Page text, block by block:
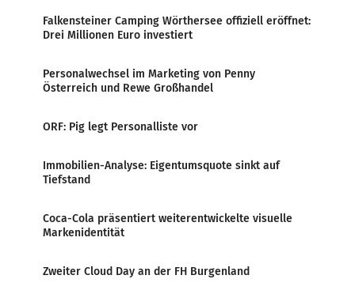
Falkensteiner Camping Wörthersee offiziell eröffnet:
Drei Millionen Euro investiert
Personalwechsel im Marketing von Penny
Österreich und Rewe Großhandel
ORF: Pig legt Personalliste vor
Immobilien-Analyse: Eigentumsquote sinkt auf
Tiefstand
Coca-Cola präsentiert weiterentwickelte visuelle
Markenidentität
Zweiter Cloud Day an der FH Burgenland